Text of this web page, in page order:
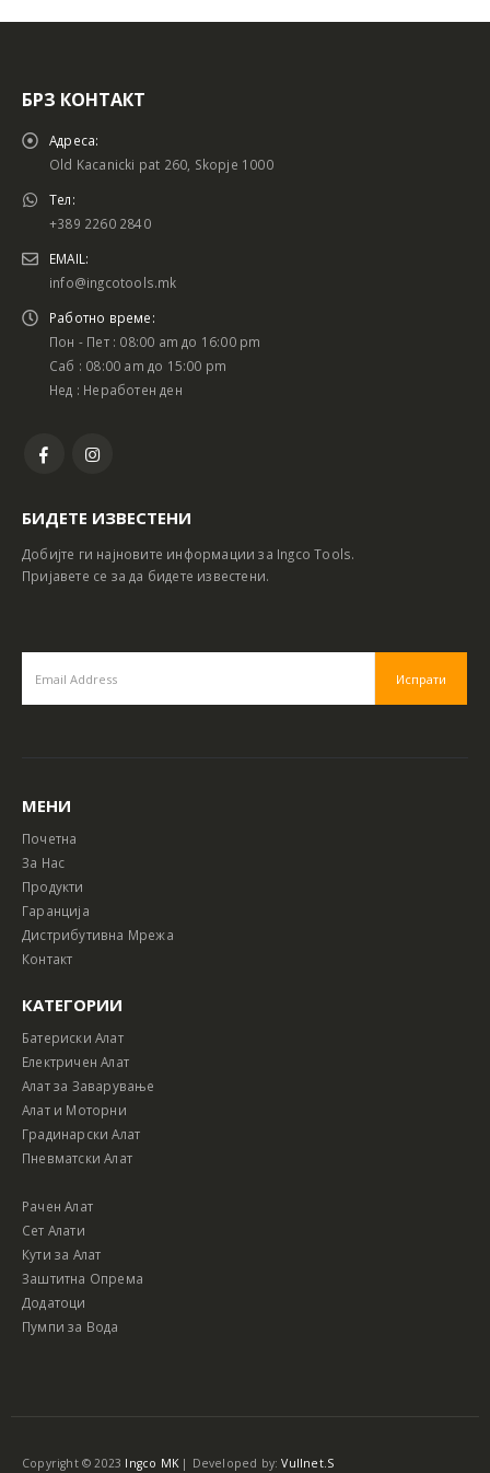
БРЗ КОНТАКТ
Адреса:
Old Kacanicki pat 260, Skopje 1000
Тел:
+389 2260 2840
EMAIL:
info@ingcotools.mk
Работно време:
Пон - Пет : 08:00 am до 16:00 pm
Саб : 08:00 am до 15:00 pm
Нед : Неработен ден
БИДЕТЕ ИЗВЕСТЕНИ
Добијте ги најновите информации за Ingco Tools.
Пријавете се за да бидете известени.
МЕНИ
Почетна
За Нас
Продукти
Гаранција
Дистрибутивна Мрежа
Контакт
КАТЕГОРИИ
Батериски Алат
Електричен Алат
Алат за Заварување
Алат и Моторни
Градинарски Алат
Пневматски Алат
Рачен Алат
Сет Алати
Кути за Алат
Заштитна Опрема
Додатоци
Пумпи за Вода
Copyright © 2023 Ingco MK| Developed by:Vullnet.S